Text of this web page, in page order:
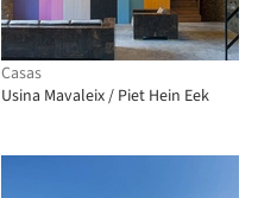
Casas
Usina Mavaleix / Piet Hein Eek